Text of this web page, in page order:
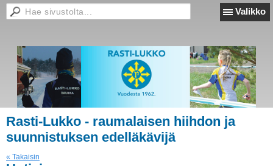
Valikko
Rasti-Lukko - raumalaisen hiihdon ja
suunnistuksen edelläkävijä
« Takaisin